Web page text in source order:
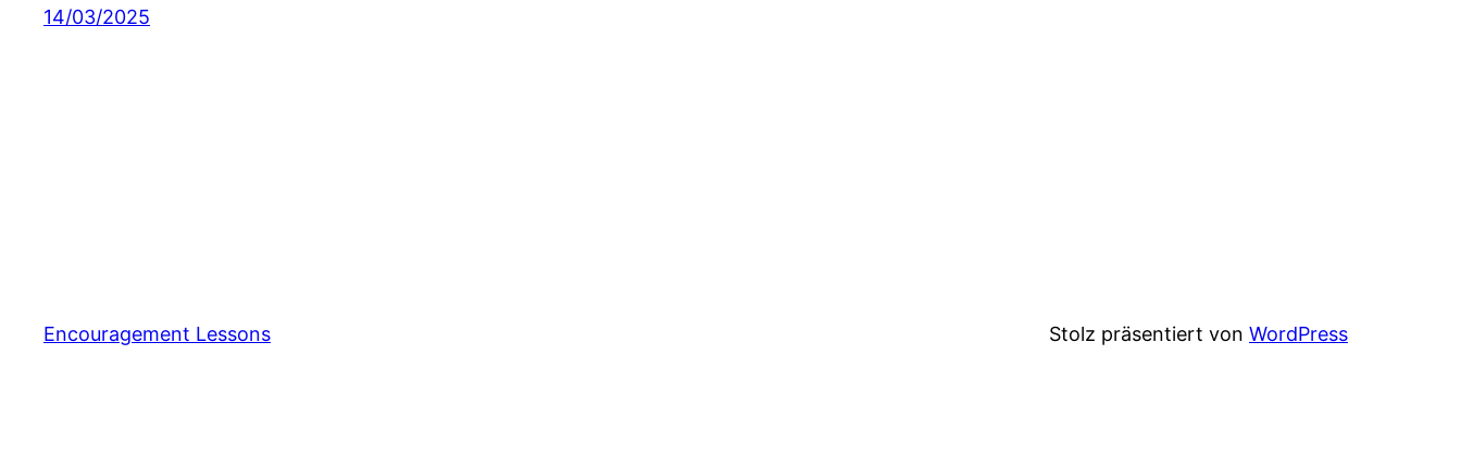
14/03/2025
Encouragement Lessons Stolz präsentiert von WordPress